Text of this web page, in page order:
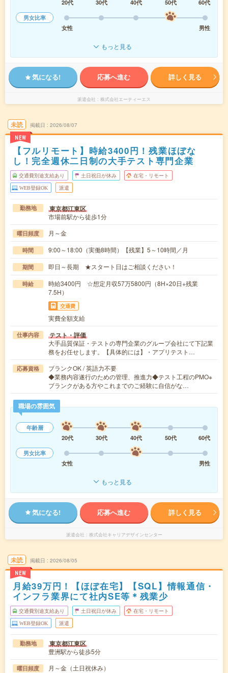
20代 30代 40代 50代
60代
男女比率
女性
男性
もっと見る
気になる! 応募へ進む 詳しく見る
派遣会社 株式会社エーティーエス
未読
NEW
掲載日 2026/08/07
【フルリモート】時給3400円！残業ほぼな
し！完全週休二日制の大手テスト専門企業
交通費別途支給あり 土日祝日が休み 在宅・リモート
WEB登録OK 派遣
勤務地 東京都江東区
市場前駅から徒歩1分
曜日頻度 月～金
時間 9:00～18:00（実働8時間）【残業】5～10時間／月
期間 即日～長期 ★スタート日はご相談ください！
時給
時給3400円 ☆想定月収57万5800円（8H×20日+残業
7.5H）
交通費
実費全額支給
仕事内容 テスト・評価
大手品質保証・テストの専門企業のグループ会社にて下記業
務をお任せします。【具体的には】・アプリテスト…
応募資格
ブランクOK / 英語力不要
◆業務内容遂行のための管理、推進力◆テスト工程のPMO※
ブランクがある方やこれまでのご経験に自信がな…
職場の雰囲気
年齢層
20代
30代 40代 50代
60代
男女比率
女性
男性
もっと見る
気になる! 応募へ進む 詳しく見る
派遣会社 株式会社キャリアデザインセンター
未読
NEW
掲載日 2026/08/05
月給39万円！【ほぼ在宅】【SQL】情報通信・
インフラ業界にて社内SE等＊残業少
交通費別途支給あり 土日祝日が休み 在宅・リモート
WEB登録OK 派遣
勤務地 東京都江東区
豊洲駅から徒歩5分
曜日頻度 月～金（土日祝休み）